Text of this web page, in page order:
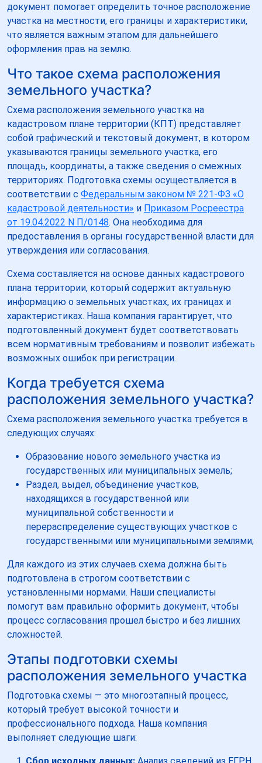
документ помогает определить точное расположение
участка на местности, его границы и характеристики,
что является важным этапом для дальнейшего
оформления прав на землю.
Что такое схема расположения
земельного участка?
Схема расположения земельного участка на
кадастровом плане территории (КПТ) представляет
собой графический и текстовый документ, в котором
указываются границы земельного участка, его
площадь, координаты, а также сведения о смежных
территориях. Подготовка схемы осуществляется в
соответствии с Федеральным законом № 221-ФЗ «О
кадастровой деятельности» и Приказом Росреестра
от 19.04.2022 N П/0148. Она необходима для
предоставления в органы государственной власти для
утверждения или согласования.
Схема составляется на основе данных кадастрового
плана территории, который содержит актуальную
информацию о земельных участках, их границах и
характеристиках. Наша компания гарантирует, что
подготовленный документ будет соответствовать
всем нормативным требованиям и позволит избежать
возможных ошибок при регистрации.
Когда требуется схема
расположения земельного участка?
Схема расположения земельного участка требуется в
следующих случаях:
Образование нового земельного участка из
государственных или муниципальных земель;
Раздел, выдел, объединение участков,
находящихся в государственной или
муниципальной собственности и
перераспределение существующих участков с
государственными или муниципальными землями;
Для каждого из этих случаев схема должна быть
подготовлена в строгом соответствии с
установленными нормами. Наши специалисты
помогут вам правильно оформить документ, чтобы
процесс согласования прошел быстро и без лишних
сложностей.
Этапы подготовки схемы
расположения земельного участка
Подготовка схемы — это многоэтапный процесс,
который требует высокой точности и
профессионального подхода. Наша компания
выполняет следующие шаги:
Сбор исходных данных: Анализ сведений из ЕГРН,